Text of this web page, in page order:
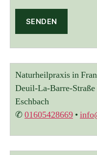
A
e
r
n
a
t
v
Naturheilpraxis in
Deuil-La-Barre-
Eschbach
✆01605428669 •